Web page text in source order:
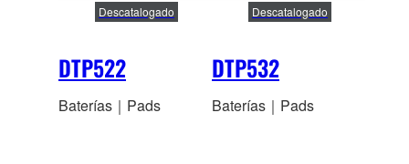
DTP522
Descatalogado
Baterías｜Pads
DTP532
Descatalogado
Baterías｜Pads